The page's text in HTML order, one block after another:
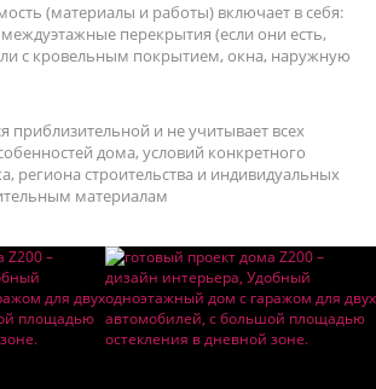
(материалы и работы) включает в себя:
перекрытия (если они есть,
с кровельным покрытием, окна, наружную
приблизительной и не учитывает всех
дома, условий конкретного
региона строительства и индивидуальных
материалам